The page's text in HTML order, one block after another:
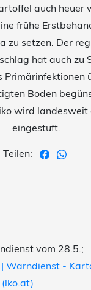
auch heuer
frühe
zu setzen. Der
hat auch zu
Primärinfektionen
Boden
wird landesweit
eingestuft.
Teilen:
vom 28.5.;
Warndienst -